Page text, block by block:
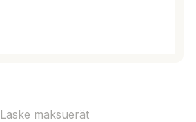
Laske maksuerät